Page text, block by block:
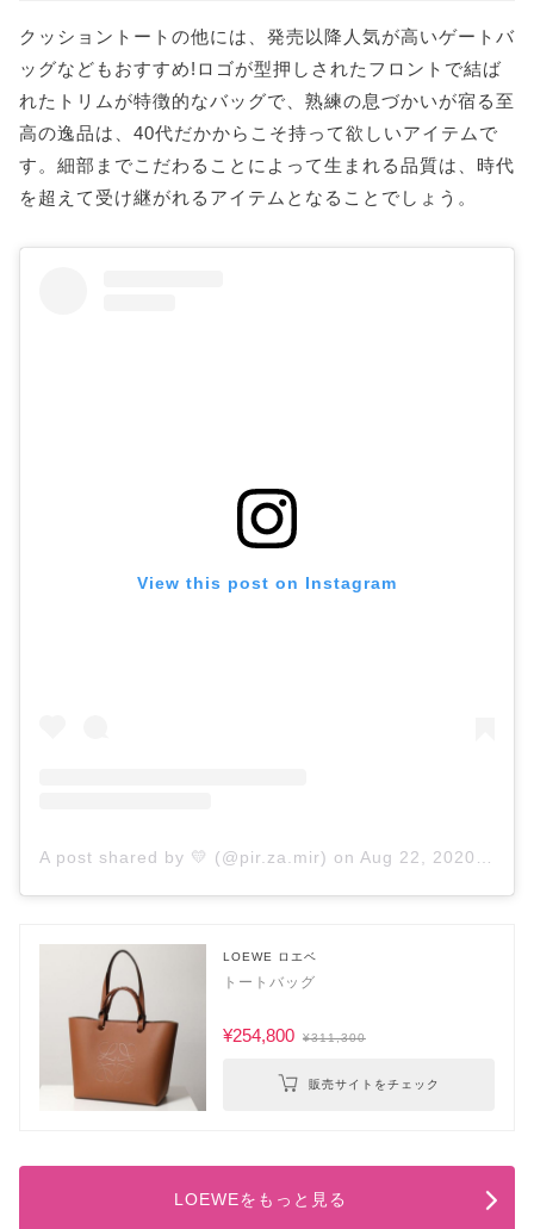
クッショントートの他には、発売以降人気が高いゲートバ
ッグなどもおすすめ!ロゴが型押しされたフロントで結ば
れたトリムが特徴的なバッグで、熟練の息づかいが宿る至
高の逸品は、40代だかからこそ持って欲しいアイテムで
す。細部までこだわることによって生まれる品質は、時代
を超えて受け継がれるアイテムとなることでしょう。
View this post on Instagram
A post shared by 💛 (@pir.za.mir) on Aug 22, 2020 at 7:31am PDT
LOEWE ロエベ
トートバッグ
¥254,800 ¥311,300
販売サイトをチェック
LOEWEをもっと見る